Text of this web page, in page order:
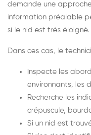
demande une
information préalable
si le nid est très éloigné.
Dans ces cas, le
Inspecte les
environnants, les
Recherche les
crépuscule,
Si un nid est